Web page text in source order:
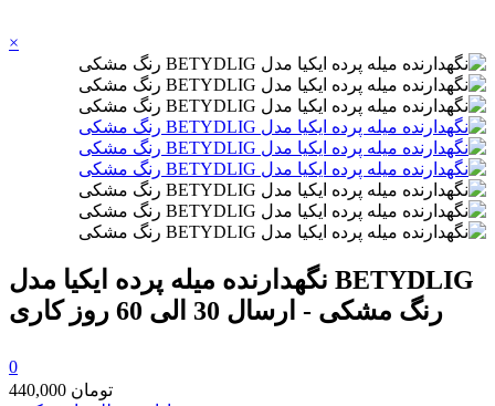
×
نگهدارنده میله پرده ایکیا مدل BETYDLIG
رنگ مشکی - ارسال 30 الی 60 روز کاری
0
440,000 تومان